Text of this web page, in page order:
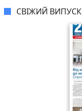
СВІЖИЙ ВИПУСК